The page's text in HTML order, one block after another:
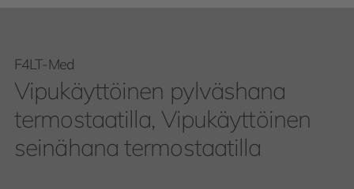
F4LT-Med
Vipukäyttöinen pylväshana
termostaatilla, Vipukäyttöinen
seinähana termostaatilla